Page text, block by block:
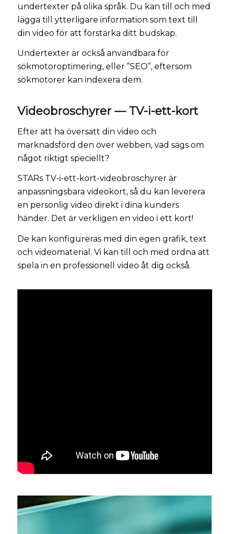
undertexter på olika språk. Du kan till och med
lägga till ytterligare information som text till
din video för att förstärka ditt budskap.
Undertexter är också användbara för
sökmotoroptimering, eller ”SEO”, eftersom
sökmotorer kan indexera dem.
Videobroschyrer — TV-i-ett-kort
Efter att ha översatt din video och
marknadsförd den över webben, vad sägs om
något riktigt speciellt?
STARs TV-i-ett-kort-videobroschyrer är
anpassningsbara videokort, så du kan leverera
en personlig video direkt i dina kunders
händer. Det är verkligen en video i ett kort!
De kan konfigureras med din egen grafik, text
och videomaterial. Vi kan till och med ordna att
spela in en professionell video åt dig också.